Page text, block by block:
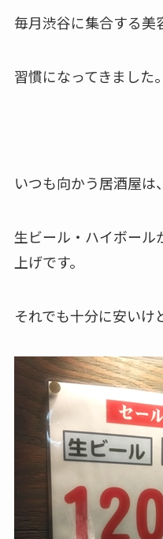
毎月渋谷に集合する美
習慣になってきました。
いつも向かう居酒屋は
生ビール・ハイボー
上げです。
それでも十分に安いけ